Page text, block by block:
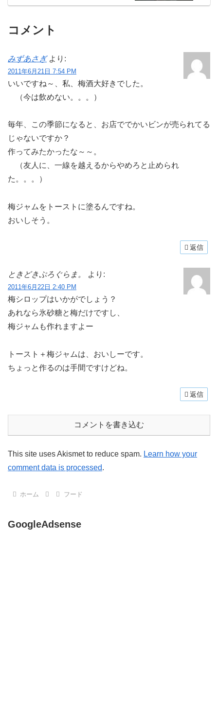
コメント
みずあさぎ より:
2011年6月21日 7:54 PM
いいですね～、私、梅酒大好きでした。
（今は飲めない。。。）
毎年、この季節になると、お店ででかいビンが売られてる
じゃないですか？
作ってみたかったな～～。
（友人に、一線を越えるからやめろと止められ
た。。。）
梅ジャムをトーストに塗るんですね。
おいしそう。
返信
ときどきぷろぐらま。 より:
2011年6月22日 2:40 PM
梅シロップはいかがでしょう？
あれなら氷砂糖と梅だけですし、
梅ジャムも作れますよー
トースト＋梅ジャムは、おいしーです。
ちょっと作るのは手間ですけどね。
返信
コメントを書き込む
This site uses Akismet to reduce spam. Learn how your
comment data is processed.
ホーム フード
GoogleAdsense